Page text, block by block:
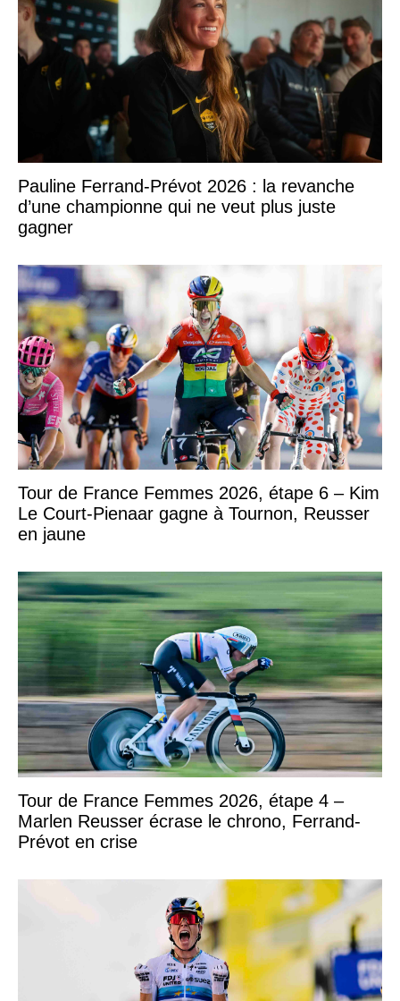
Pauline Ferrand-Prévot 2026 : la revanche
d’une championne qui ne veut plus juste
gagner
Tour de France Femmes 2026, étape 6 – Kim
Le Court-Pienaar gagne à Tournon, Reusser
en jaune
Tour de France Femmes 2026, étape 4 –
Marlen Reusser écrase le chrono, Ferrand-
Prévot en crise